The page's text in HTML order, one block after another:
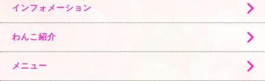
インフォメーション
わんこ紹介
メニュー